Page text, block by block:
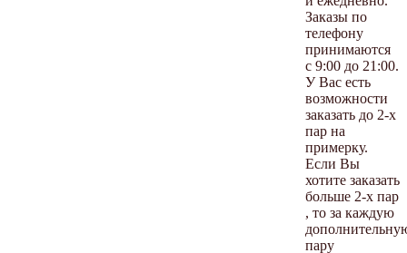
Заказы по
телефону
принимаются
с 9:00 до 21:00.
У Вас есть
возможности
заказать до 2-х
пар на
примерку.
Если Вы
хотите заказать
больше 2-х пар
, то за каждую
пару